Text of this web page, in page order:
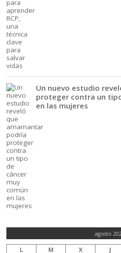
Un nuevo estudio
proteger contra un
en las mujeres
agosto
L M X J